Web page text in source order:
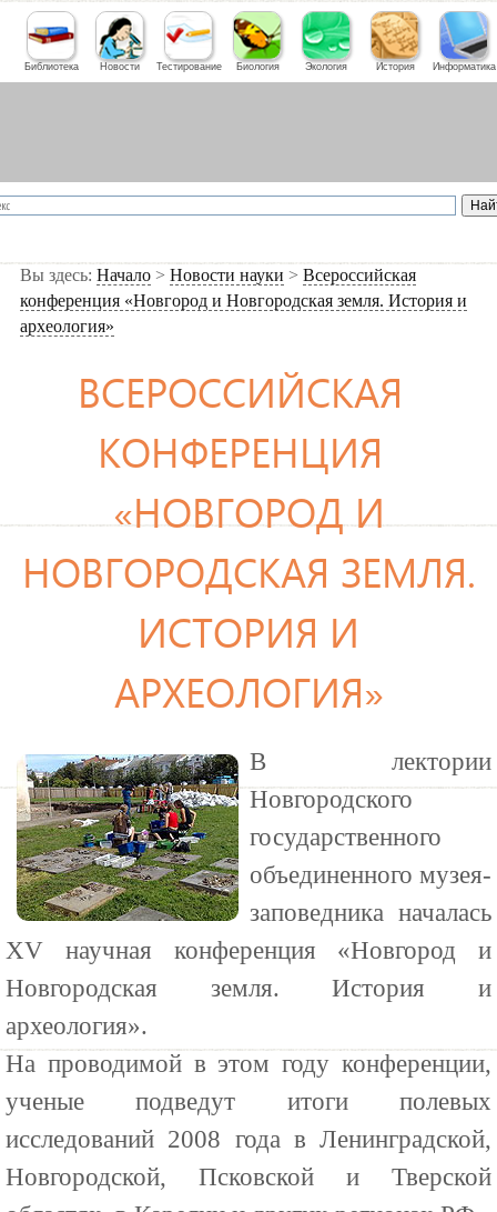
Библиотека Новости Тестирование Биология Экология История Информатика
Вы здесь: Начало >Новости науки >Всероссийская
конференция «Новгород и Новгородская земля. История и
археология»
ВСЕРОССИЙСКАЯ
КОНФЕРЕНЦИЯ
«НОВГОРОД И
НОВГОРОДСКАЯ ЗЕМЛЯ.
ИСТОРИЯ И
АРХЕОЛОГИЯ»
В лектории
Новгородского
государственного
объединенного музея-
заповедника началась
XV научная конференция «Новгород и
Новгородская земля. История и
археология».
На проводимой в этом году конференции,
ученые подведут итоги полевых
исследований 2008 года в Ленинградской,
Новгородской, Псковской и Тверской